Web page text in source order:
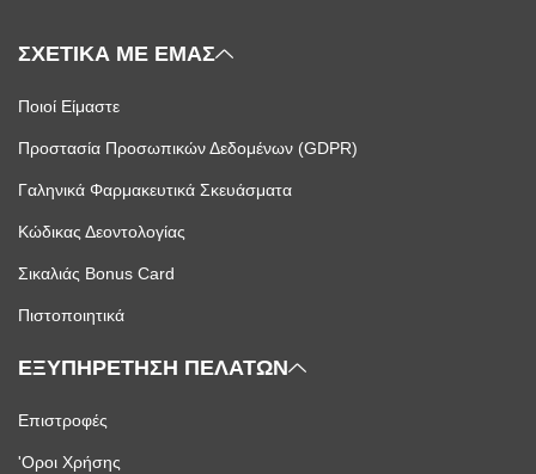
ΣΧΕΤΙΚΑ ΜΕ ΕΜΑΣ
Ποιοί Είμαστε
Προστασία Προσωπικών Δεδομένων (GDPR)
Γαληνικά Φαρμακευτικά Σκευάσματα
Κώδικας Δεοντολογίας
Σικαλιάς Bonus Card
Πιστοποιητικά
ΕΞΥΠΗΡΕΤΗΣΗ ΠΕΛΑΤΩΝ
Επιστροφές
'Οροι Χρήσης